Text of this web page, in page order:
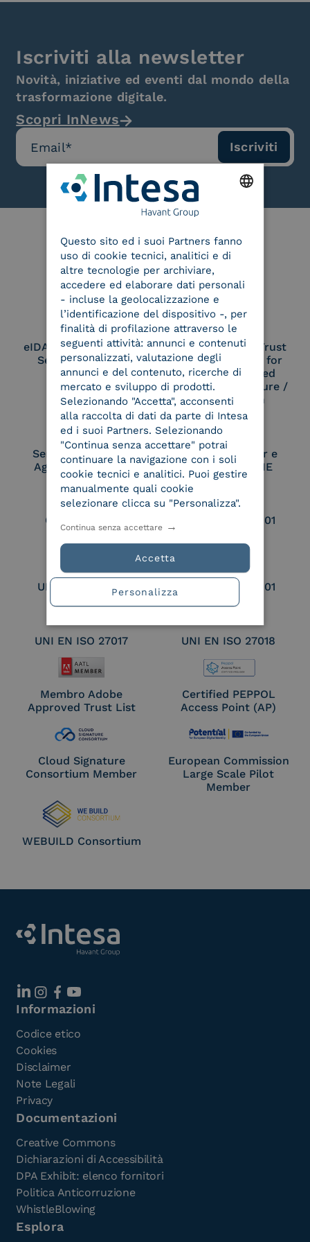
Iscriviti alla newsletter
Novità, iniziative ed eventi dal mondo della
trasformazione digitale.
Scopri InNews
Le nostre certificazioni
eIDAS Qualified Trust
Service Provider
eIDAS Qualified Trust
Service Provider for
Remote Qualified
Electronic Signature /
Seal Creation
Service Provider e
Aggregatore SPID
Service Provider e
Aggregatore CIE
Conservatore
qualificato
UNI EN ISO 37001
UNI EN ISO 9001 UNI EN ISO 27001
UNI EN ISO 27017 UNI EN ISO 27018
Membro Adobe
Approved Trust List
Certified PEPPOL
Access Point (AP)
Cloud Signature
Consortium Member
European Commission
Large Scale Pilot
Member
WEBUILD Consortium
Informazioni
Codice etico
Cookies
Disclaimer
Note Legali
Privacy
Documentazioni
Creative Commons
Dichiarazioni di Accessibilità
DPA Exhibit: elenco fornitori
Politica Anticorruzione
WhistleBlowing
Esplora
ITALIAN
Questo sito ed i suoi Partners fanno
uso di cookie tecnici, analitici e di
altre tecnologie per archiviare,
accedere ed elaborare dati personali
- incluse la geolocalizzazione e
l’identificazione del dispositivo -, per
finalità di profilazione attraverso le
seguenti attività: annunci e contenuti
personalizzati, valutazione degli
annunci e del contenuto, ricerche di
mercato e sviluppo di prodotti.
Selezionando "Accetta", acconsenti
alla raccolta di dati da parte di Intesa
ed i suoi Partners. Selezionando
"Continua senza accettare" potrai
continuare la navigazione con i soli
cookie tecnici e analitici. Puoi gestire
manualmente quali cookie
selezionare clicca su "Personalizza".
Accetta
Continua senza accettare
Personalizza